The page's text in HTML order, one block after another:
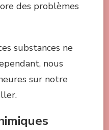
des problèmes
substances ne
nous
sur notre